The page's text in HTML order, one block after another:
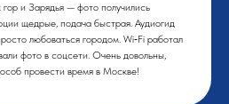
и Зарядья — фото получились
щедрые, подача быстрая. Аудиогид
любоваться городом. Wi‑Fi работал
фото в соцсети. Очень довольны,
провести время в Москве!